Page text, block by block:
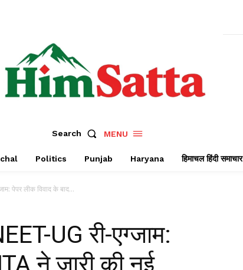
Search MENU
Politics Punjab Haryana हिमाचल हिंदी समाचार
पेपर लीक विवाद के बाद...
UG री-एग्जाम:
ने जारी की नई